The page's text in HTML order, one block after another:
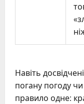
Навіть
погану погоду
правило одне: